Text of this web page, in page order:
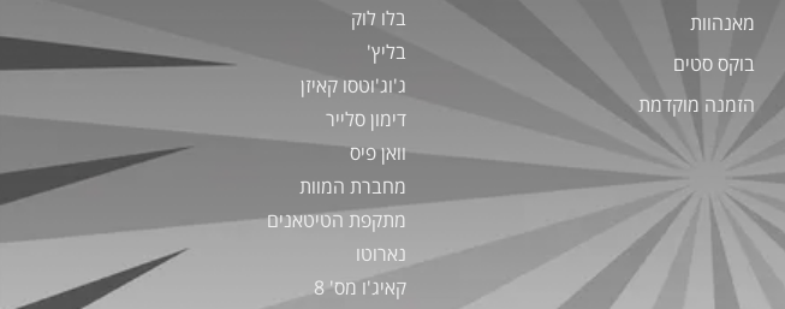
מאנהוות
בוקס סטים
הזמנה מוקדמת
בלו לוק
בליץ'
ג'וג'וטסו קאיזן
דימון סלייר
וואן פיס
מחברת המוות
מתקפת הטיטאנים
נארוטו
קאיג'ו מס' 8